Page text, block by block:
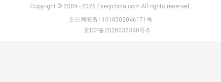
Copyright © 2009 - 2026 Everychina.com.All rights reserved.
京公网安备11010502046171号
京ICP备2020037340号-5